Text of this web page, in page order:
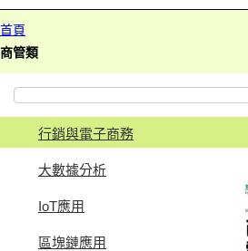
首頁
商管類
行銷與電子商務
大數據分析
IoT應用
區塊鏈應用